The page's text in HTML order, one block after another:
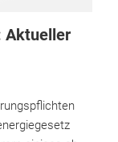
Aktueller